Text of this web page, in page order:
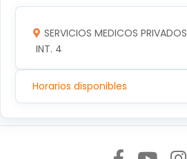
SERVICIOS MEDICOS PRIVADOS
INT. 4
Horarios disponibles